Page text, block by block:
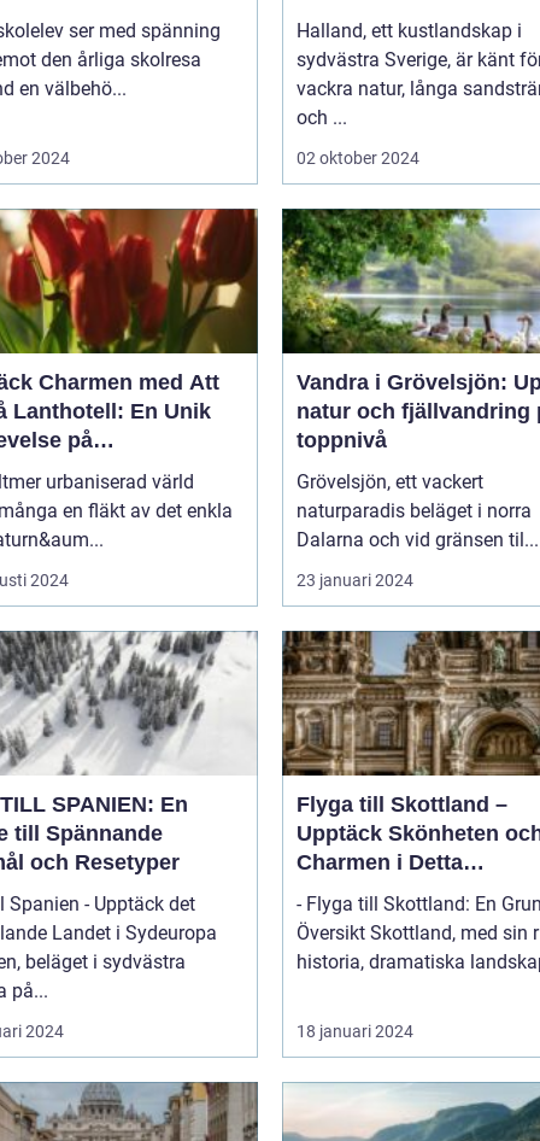
ser med spänning
den årliga skolresa
en välbehö...
2024
Halland, ett kustlandskap i
sydvästra Sverige, är känt
vackra natur, långa
och ...
02 oktober 2024
Charmen med Att
Lanthotell: En Unik
på
urbaniserad värld
en fläkt av det enkla
2024
Vandra i Grövelsjön:
natur och fjällvandring
toppnivå
Grövelsjön, ett vackert
naturparadis beläget i norra
Dalarna och vid gränsen til...
23 januari 2024
SPANIEN: En
till Spännande
och Resetyper
Spanien - Upptäck det
Landet i Sydeuropa
beläget i sydvästra
på...
2024
Flyga till Skottland –
Upptäck Skönheten
Charmen i Detta
Fascinerande Land
- Flyga till Skottland: En
Översikt Skottland, med sin rika
historia, dramatiska
18 januari 2024